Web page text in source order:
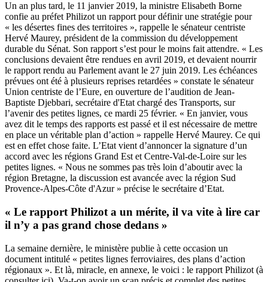
Un an plus tard, le 11 janvier 2019, la ministre Elisabeth Borne
confie au préfet Philizot un rapport pour définir une stratégie pour
« les désertes fines des territoires », rappelle le sénateur centriste
Hervé Maurey, président de la commission du développement
durable du Sénat. Son rapport s’est pour le moins fait attendre. « Les
conclusions devaient être rendues en avril 2019, et devaient nourrir
le rapport rendu au Parlement avant le 27 juin 2019. Les échéances
prévues ont été à plusieurs reprises retardées » constate le sénateur
Union centriste de l’Eure, en ouverture de l’audition de Jean-
Baptiste Djebbari, secrétaire d'Etat chargé des Transports, sur
l’avenir des petites lignes, ce mardi 25 février. « En janvier, vous
avez dit le temps des rapports est passé et il est nécessaire de mettre
en place un véritable plan d’action » rappelle Hervé Maurey. Ce qui
est en effet chose faite. L’Etat vient d’annoncer la signature d’un
accord avec les régions Grand Est et Centre-Val-de-Loire sur les
petites lignes. « Nous ne sommes pas très loin d’aboutir avec la
région Bretagne, la discussion est avancée avec la région Sud
Provence-Alpes-Côte d'Azur » précise le secrétaire d’Etat.
« Le rapport Philizot a un mérite, il va vite à lire car
il n’y a pas grand chose dedans »
La semaine dernière, le ministère publie à cette occasion un
document intitulé « petites lignes ferroviaires, des plans d’action
régionaux ». Et là, miracle, en annexe, le voici : le rapport Philizot (à